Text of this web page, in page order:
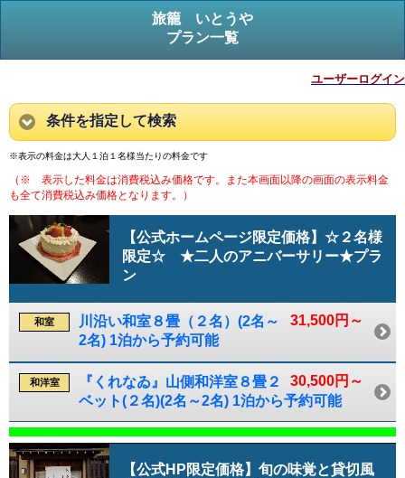
旅籠 いとうや
プラン一覧
ユーザーログイン
条件を指定して検索
※表示の料金は大人１泊１名様当たりの料金です
（※ 表示した料金は消費税込み価格です。また本画面以降の画面の表示料金
も全て消費税込み価格となります。）
【公式ホームページ限定価格】☆２名様
限定☆ ★二人のアニバーサリー★プラ
ン
31,500円～
和室
川沿い和室８畳（２名）(2名～
2名) 1泊から予約可能
30,500円～
和洋室
『くれなゐ』山側和洋室８畳２
ベット(２名)(2名～2名) 1泊から予約可能
【公式HP限定価格】旬の味覚と貸切風